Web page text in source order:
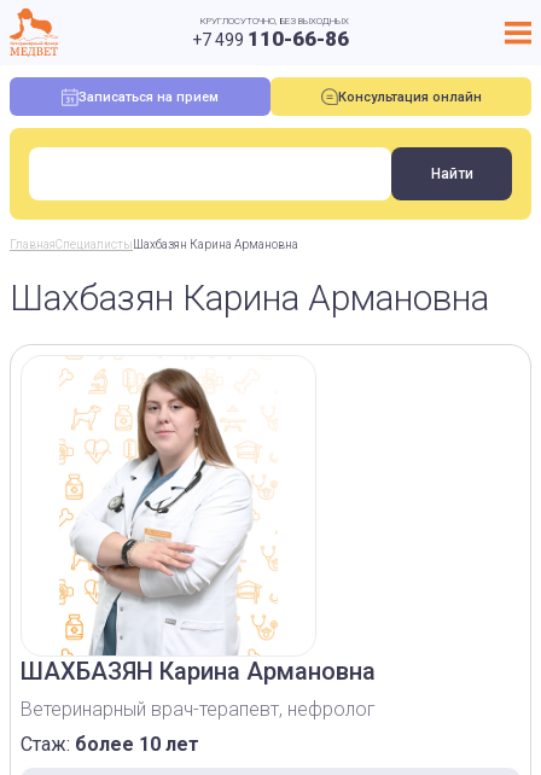
КРУГЛОСУТОЧНО, БЕЗ ВЫХОДНЫХ
+7 499 110-66-86
Записаться на прием Консультация онлайн
ГлавнаяСпециалисты Шахбазян Карина Армановна
Шахбазян Карина Армановна
ШАХБАЗЯН Карина Армановна
Ветеринарный врач-терапевт, нефролог
Стаж: более 10 лет